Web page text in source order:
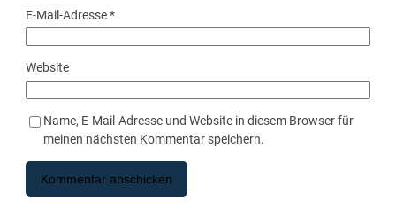
E-Mail-Adresse*
Website
Name, E-Mail-Adresse und Website in diesem Browser für
meinen nächsten Kommentar speichern.